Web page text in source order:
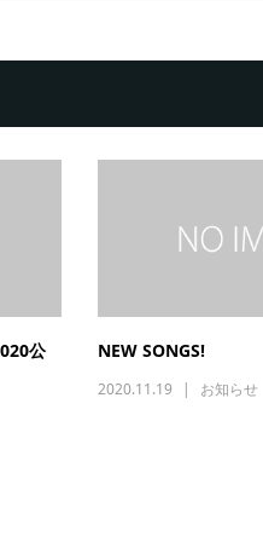
公
NEW SONGS!
2020.11.19 お知らせ